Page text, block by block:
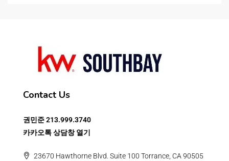
Contact Us
권민준213.999.3740
카카오톡 상담창 열기
23670 Hawthorne Blvd. Suite 100 Torrance, CA 90505